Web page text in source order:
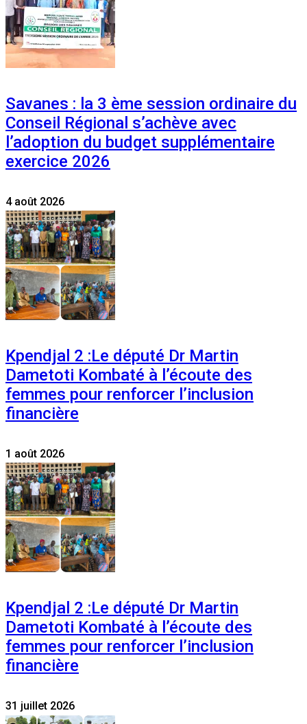
Savanes : la 3 ème session ordinaire du
Conseil Régional s’achève avec
l’adoption du budget supplémentaire
exercice 2026
4 août 2026
Kpendjal 2 :Le député Dr Martin
Dametoti Kombaté à l’écoute des
femmes pour renforcer l’inclusion
financière
1 août 2026
Kpendjal 2 :Le député Dr Martin
Dametoti Kombaté à l’écoute des
femmes pour renforcer l’inclusion
financière
31 juillet 2026